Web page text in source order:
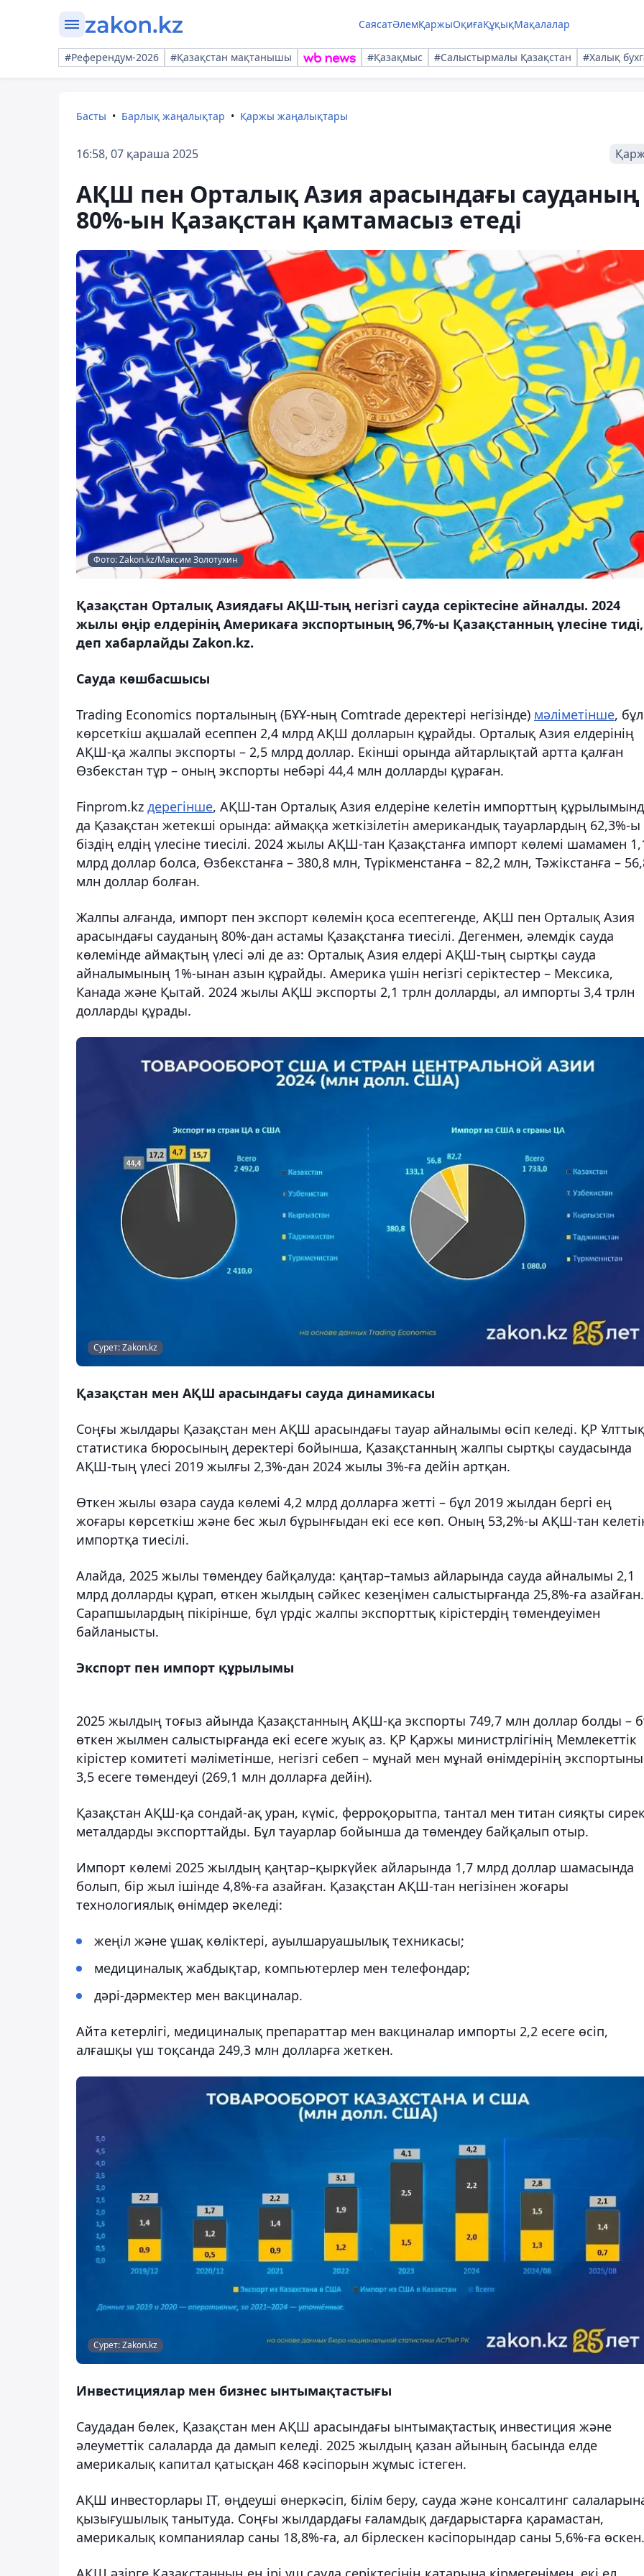
СаясатӘлемҚаржыОқиғаҚұқықМақалалар
#Референдум-2026 #Қазақстан мақтанышы #Қазақмыс #Салыстырмалы Қазақстан #Халық
Басты Барлық жаңалықтар Қаржы жаңалықтары
16:58, 07 қараша 2025
АҚШ пен Орталық Азия арасындағы сауданың
80%-ын Қазақстан қамтамасыз етеді
Фото: Zakon.kz/Максим Золотухин
Қазақстан Орталық Азиядағы АҚШ-тың негізгі сауда серіктесіне айналды. 2024
жылы өңір елдерінің Америкаға экспортының 96,7%-ы Қазақстанның үлесіне тиді,
деп хабарлайды Zakon.kz.
Сауда көшбасшысы
Trading Economics порталының (БҰҰ-ның Comtrade деректері негізінде) мәліметінше, бұл
көрсеткіш ақшалай есеппен 2,4 млрд АҚШ долларын құрайды. Орталық Азия елдерінің
АҚШ-қа жалпы экспорты – 2,5 млрд доллар. Екінші орында айтарлықтай артта қалған
Өзбекстан тұр – оның экспорты небәрі 44,4 млн долларды құраған.
Finprom.kz дерегінше, АҚШ-тан Орталық Азия елдеріне келетін импорттың
да Қазақстан жетекші орында: аймаққа жеткізілетін американдық тауарлардың 62,3%-ы
біздің елдің үлесіне тиесілі. 2024 жылы АҚШ-тан Қазақстанға импорт көлемі шамамен
млрд доллар болса, Өзбекстанға – 380,8 млн, Түрікменстанға – 82,2 млн, Тәжікстанға –
млн доллар болған.
Жалпы алғанда, импорт пен экспорт көлемін қоса есептегенде, АҚШ пен Орталық Азия
арасындағы сауданың 80%-дан астамы Қазақстанға тиесілі. Дегенмен, әлемдік сауда
көлемінде аймақтың үлесі әлі де аз: Орталық Азия елдері АҚШ-тың сыртқы сауда
айналымының 1%-ынан азын құрайды. Америка үшін негізгі серіктестер – Мексика,
Канада және Қытай. 2024 жылы АҚШ экспорты 2,1 трлн долларды, ал импорты 3,4 трлн
долларды құрады.
Сурет: Zakon.kz
Қазақстан мен АҚШ арасындағы сауда динамикасы
Соңғы жылдары Қазақстан мен АҚШ арасындағы тауар айналымы өсіп келеді. ҚР Ұлттық
статистика бюросының деректері бойынша, Қазақстанның жалпы сыртқы саудасында
АҚШ-тың үлесі 2019 жылғы 2,3%-дан 2024 жылы 3%-ға дейін артқан.
Өткен жылы өзара сауда көлемі 4,2 млрд долларға жетті – бұл 2019 жылдан бергі ең
жоғары көрсеткіш және бес жыл бұрынғыдан екі есе көп. Оның 53,2%-ы АҚШ-тан
импортқа тиесілі.
Алайда, 2025 жылы төмендеу байқалуда: қаңтар–тамыз айларында сауда айналымы 2,1
млрд долларды құрап, өткен жылдың сәйкес кезеңімен салыстырғанда 25,8%-ға азайған.
Сарапшылардың пікірінше, бұл үрдіс жалпы экспорттық кірістердің төмендеуімен
байланысты.
Экспорт пен импорт құрылымы
2025 жылдың тоғыз айында Қазақстанның АҚШ-қа экспорты 749,7 млн доллар болды –
өткен жылмен салыстырғанда екі есеге жуық аз. ҚР Қаржы министрлігінің Мемлекеттік
кірістер комитеті мәліметінше, негізгі себеп – мұнай мен мұнай өнімдерінің
3,5 есеге төмендеуі (269,1 млн долларға дейін).
Қазақстан АҚШ-қа сондай-ақ уран, күміс, ферроқорытпа, тантал мен титан сияқты
металдарды экспорттайды. Бұл тауарлар бойынша да төмендеу байқалып отыр.
Импорт көлемі 2025 жылдың қаңтар–қыркүйек айларында 1,7 млрд доллар шамасында
болып, бір жыл ішінде 4,8%-ға азайған. Қазақстан АҚШ-тан негізінен жоғары
технологиялық өнімдер әкеледі:
жеңіл және ұшақ көліктері, ауылшаруашылық техникасы;
медициналық жабдықтар, компьютерлер мен телефондар;
дәрі-дәрмектер мен вакциналар.
Айта кетерлігі, медициналық препараттар мен вакциналар импорты 2,2 есеге өсіп,
алғашқы үш тоқсанда 249,3 млн долларға жеткен.
Сурет: Zakon.kz
Инвестициялар мен бизнес ынтымақтастығы
Саудадан бөлек, Қазақстан мен АҚШ арасындағы ынтымақтастық инвестиция және
әлеуметтік салаларда да дамып келеді. 2025 жылдың қазан айының басында елде
америкалық капитал қатысқан 468 кәсіпорын жұмыс істеген.
АҚШ инвесторлары IT, өңдеуші өнеркәсіп, білім беру, сауда және консалтинг
қызығушылық танытуда. Соңғы жылдардағы ғаламдық дағдарыстарға қарамастан,
америкалық компаниялар саны 18,8%-ға, ал бірлескен кәсіпорындар саны 5,6%-ға өскен.